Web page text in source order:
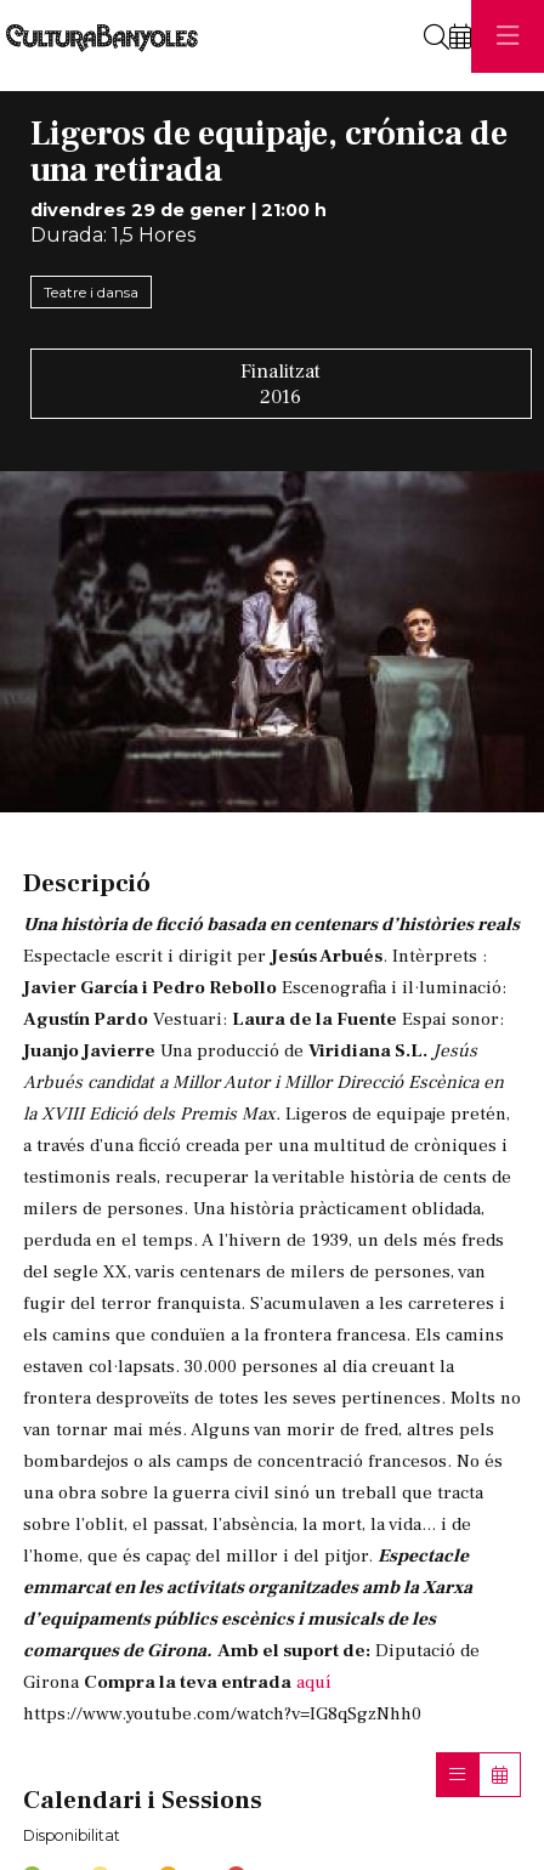
Ligeros de equipaje, crónica de
una retirada
divendres 29 de gener | 21:00 h
Durada: 1,5 Hores
Teatre i dansa
Finalitzat
2016
Descripció
Una història de ficció basada en centenars d’històries reals
Espectacle escrit i dirigit perJesús Arbués. Intèrprets :
Javier García i Pedro Rebollo Escenografia i il·luminació:
Agustín Pardo Vestuari: Laura de la Fuente Espai sonor:
Juanjo Javierre Una producció de Viridiana S.L. Jesús
Arbués candidat a Millor Autor i Millor Direcció Escènica en
la XVIII Edició dels Premis Max. Ligeros de equipaje pretén,
a través d’una ficció creada per una multitud de cròniques i
testimonis reals, recuperar la veritable història de cents de
milers de persones. Una història pràcticament oblidada,
perduda en el temps. A l’hivern de 1939, un dels més freds
del segle XX, varis centenars de milers de persones, van
fugir del terror franquista. S’acumulaven a les carreteres i
els camins que conduïen a la frontera francesa. Els camins
estaven col·lapsats. 30.000 persones al dia creuant la
frontera desproveïts de totes les seves pertinences. Molts no
van tornar mai més. Alguns van morir de fred, altres pels
bombardejos o als camps de concentració francesos. No és
una obra sobre la guerra civil sinó un treball que tracta
sobre l’oblit, el passat, l’absència, la mort, la vida... i de
l’home, que és capaç del millor i del pitjor. Espectacle
emmarcat en les activitats organitzades amb la Xarxa
d’equipaments públics escènics i musicals de les
comarques de Girona. Amb el suport de: Diputació de
Girona Compra la teva entrada aquí
https://www.youtube.com/watch?v=IG8qSgzNhh0
Calendari i Sessions
Disponibilitat